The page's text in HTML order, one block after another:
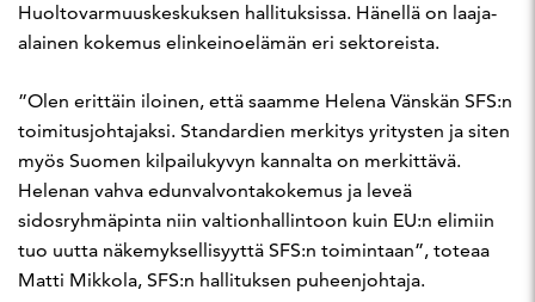
Huoltovarmuuskeskuksen hallituksissa. Hänellä on laaja-
alainen kokemus elinkeinoelämän eri sektoreista.
”Olen erittäin iloinen, että saamme Helena Vänskän SFS:n
toimitusjohtajaksi. Standardien merkitys yritysten ja siten
myös Suomen kilpailukyvyn kannalta on merkittävä.
Helenan vahva edunvalvontakokemus ja leveä
sidosryhmäpinta niin valtionhallintoon kuin EU:n elimiin
tuo uutta näkemyksellisyyttä SFS:n toimintaan”, toteaa
Matti Mikkola, SFS:n hallituksen puheenjohtaja.